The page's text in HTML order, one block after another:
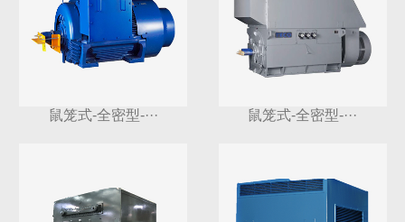
鼠笼式-全密型-··· 鼠笼式-全密型-···